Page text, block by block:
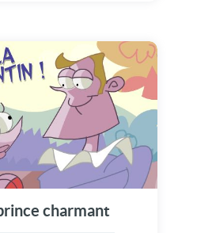
charmant